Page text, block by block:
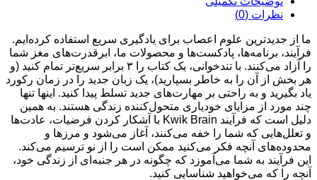
نظرات (0)
جدیدترین علوم اعصاب برای یادگیری سریع استفاده کرده‌ایم.
برنامه‌ها، پادکست‌ها و محصولات ما، ابرقدرت‌های مغز شما
را آزاد می‌کنند. با تندخوانی، یک کتاب را ۳ برابر سریع‌تر تمام کنید (و
از آن را به خاطر بسپارید)، یک زبان جدید را در زمان رکورد
و به راحتی بر مهارت‌های جدید تسلط پیدا کنید. اینها تنها
مورد از مزایای خودیاری متحول‌کننده زندگی هستند. به همین
دلیل است که فرآیند Kwik Brain با آشکار کردن فرضیات، عادت‌ها
که شما را خفه می‌کنند، آغاز می‌شود و مرزها و
آنچه فکر می‌کنید ممکن است را از نو ترسیم می‌کند.
به شما می‌آموزد که چگونه در هر جنبه‌ای از زندگی خود،
را که می‌خواهید شناسایی کنید.